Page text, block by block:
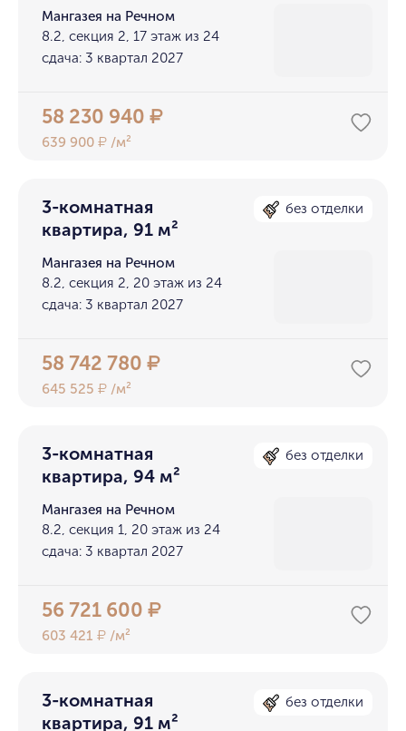
Мангазея на Речном
8.2, секция 2, 17 этаж из 24
сдача: 3 квартал 2027
58 230 940₽
639 900₽ /м²
3-комнатная
квартира, 91 м²
без отделки
Мангазея на Речном
8.2, секция 2, 20 этаж из 24
сдача: 3 квартал 2027
58 742 780₽
645 525₽ /м²
3-комнатная
квартира, 94 м²
без отделки
Мангазея на Речном
8.2, секция 1, 20 этаж из 24
сдача: 3 квартал 2027
56 721 600₽
603 421₽ /м²
3-комнатная
квартира, 91 м²
без отделки